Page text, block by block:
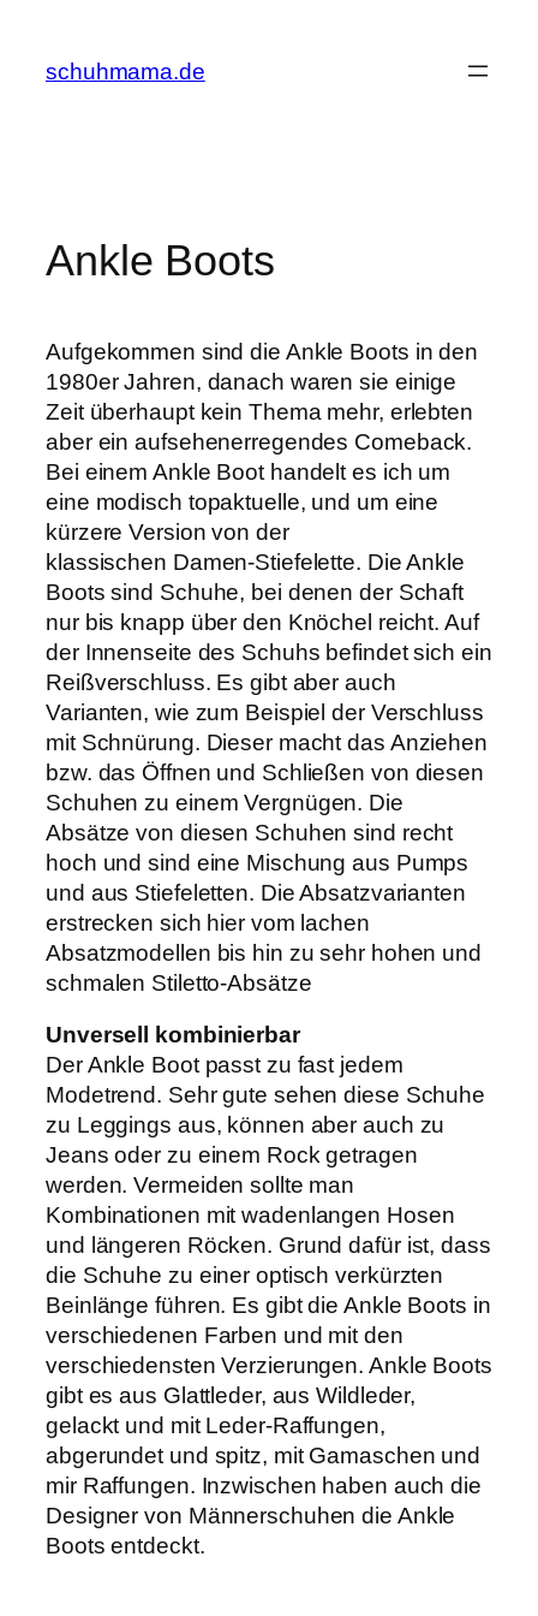
springen
schuhmama.de
Ankle Boots
Aufgekommen sind die Ankle Boots in den
1980er Jahren, danach waren sie einige
Zeit überhaupt kein Thema mehr, erlebten
aber ein aufsehenerregendes Comeback.
Bei einem Ankle Boot handelt es ich um
eine modisch topaktuelle, und um eine
kürzere Version von der
klassischen Damen-Stiefelette. Die Ankle
Boots sind Schuhe, bei denen der Schaft
nur bis knapp über den Knöchel reicht. Auf
der Innenseite des Schuhs befindet sich ein
Reißverschluss. Es gibt aber auch
Varianten, wie zum Beispiel der Verschluss
mit Schnürung. Dieser macht das Anziehen
bzw. das Öffnen und Schließen von diesen
Schuhen zu einem Vergnügen. Die
Absätze von diesen Schuhen sind recht
hoch und sind eine Mischung aus Pumps
und aus Stiefeletten. Die Absatzvarianten
erstrecken sich hier vom lachen
Absatzmodellen bis hin zu sehr hohen und
schmalen Stiletto-Absätze
Unversell kombinierbar
Der Ankle Boot passt zu fast jedem
Modetrend. Sehr gute sehen diese Schuhe
zu Leggings aus, können aber auch zu
Jeans oder zu einem Rock getragen
werden. Vermeiden sollte man
Kombinationen mit wadenlangen Hosen
und längeren Röcken. Grund dafür ist, dass
die Schuhe zu einer optisch verkürzten
Beinlänge führen. Es gibt die Ankle Boots in
verschiedenen Farben und mit den
verschiedensten Verzierungen. Ankle Boots
gibt es aus Glattleder, aus Wildleder,
gelackt und mit Leder-Raffungen,
abgerundet und spitz, mit Gamaschen und
mir Raffungen. Inzwischen haben auch die
Designer von Männerschuhen die Ankle
Boots entdeckt.